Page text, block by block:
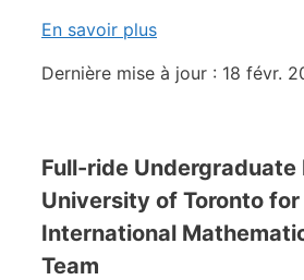
En savoir plus
Dernière mise à jour : 18 févr.
Full-ride Undergraduate
University of Toronto
International
Team